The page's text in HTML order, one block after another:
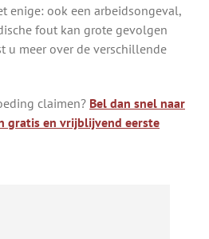
enige: ook een arbeidsongeval,
fout kan grote gevolgen
u meer over de verschillende
claimen? Bel dan snel naar
gratis en vrijblijvend eerste